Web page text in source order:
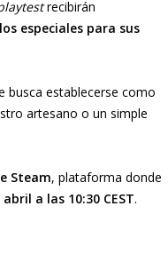
recibirán
especiales para sus
busca establecerse como
artesano o un simple
Steam, plataforma donde
abril a las 10:30 CEST.